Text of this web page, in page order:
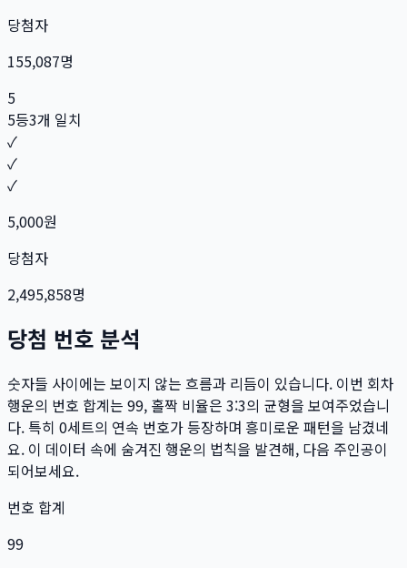
당첨자
155,087명
5
5등3개 일치
✓
✓
✓
5,000원
당첨자
2,495,858명
당첨 번호 분석
숫자들 사이에는 보이지 않는 흐름과 리듬이 있습니다. 이번 회차
행운의 번호 합계는 99, 홀짝 비율은 3:3의 균형을 보여주었습니
다. 특히 0세트의 연속 번호가 등장하며 흥미로운 패턴을 남겼네
요. 이 데이터 속에 숨겨진 행운의 법칙을 발견해, 다음 주인공이
되어보세요.
번호 합계
99